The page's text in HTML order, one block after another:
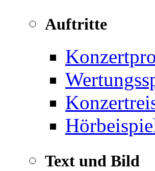
Auftritte
Text und Bild